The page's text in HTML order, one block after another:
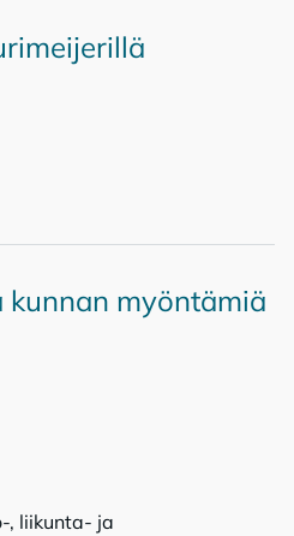
kunnan myöntämiä
, liikunta- ja